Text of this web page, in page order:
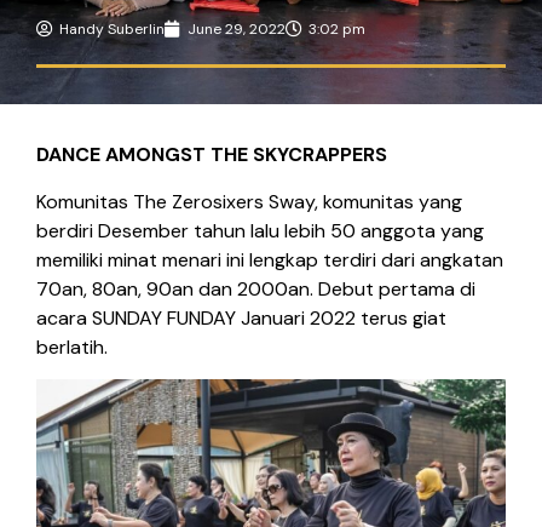
Handy Suberlin June 29, 2022 3:02 pm
DANCE AMONGST THE SKYCRAPPERS
Komunitas The Zerosixers Sway, komunitas yang
berdiri Desember tahun lalu lebih 50 anggota yang
memiliki minat menari ini lengkap terdiri dari angkatan
70an, 80an, 90an dan 2000an. Debut pertama di
acara SUNDAY FUNDAY Januari 2022 terus giat
berlatih.